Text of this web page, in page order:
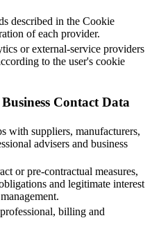
described in the Cookie
of each provider.
or external-service providers
to the user's cookie
Contact Data
with suppliers, manufacturers,
advisers and business
or pre-contractual measures,
and legitimate interest
billing and